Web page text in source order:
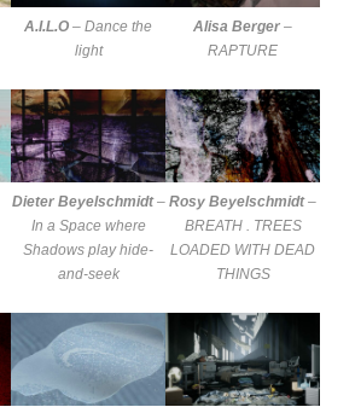
A.I.L.O –Dance the
light
Alisa Berger –
RAPTURE
Dieter Beyelschmidt–
In a Space where
Shadows play hide-
and-seek
Rosy Beyelschmidt–
BREATH . TREES
LOADED WITH DEAD
THINGS